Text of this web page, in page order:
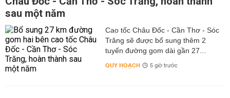
sau một năm
Cao tốc Châu Đốc - Cần Thơ - Sóc
Trăng sẽ được bổ sung thêm 2
tuyến đường gom dài gần 27...
QUY HOẠCH 5 giờ trước